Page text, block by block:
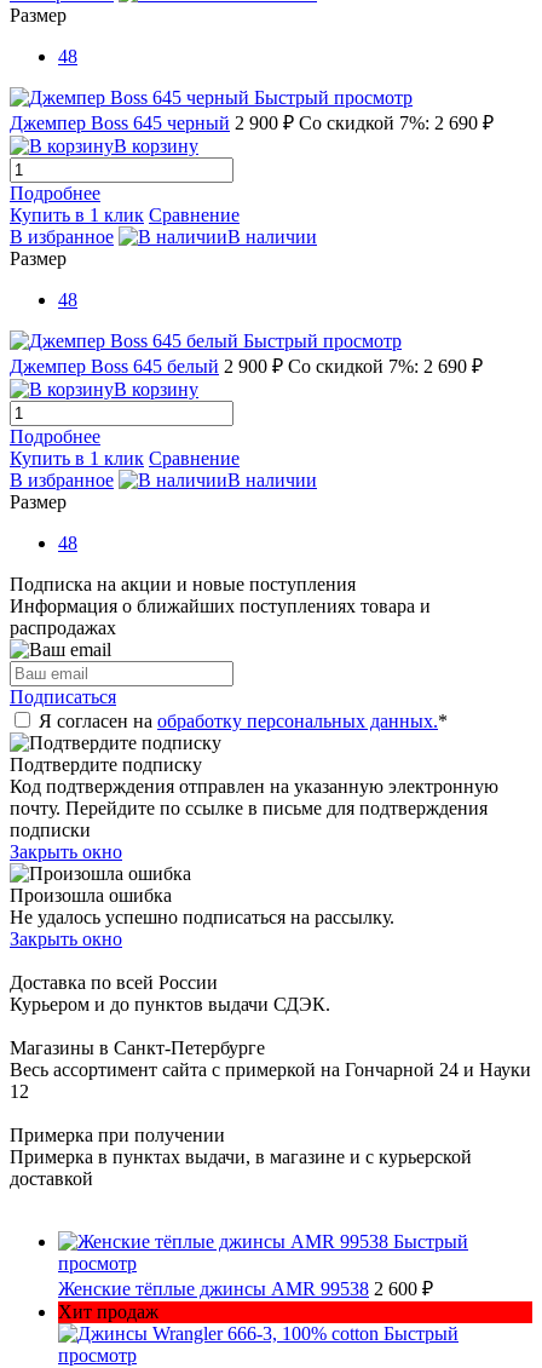
Размер
48
Быстрый просмотр
Джемпер Boss 645 черный 2 900 ₽ Со скидкой 7%: 2 690 ₽
В корзину
Подробнее
Купить в 1 клик Сравнение
В избранное
В наличии
Размер
48
Быстрый просмотр
Джемпер Boss 645 белый 2 900 ₽ Со скидкой 7%: 2 690 ₽
В корзину
Подробнее
Купить в 1 клик Сравнение
В избранное
В наличии
Размер
48
Подписка на акции и новые поступления
Информация о ближайших поступлениях товара и
распродажах
Подписаться
Я согласен на обработку персональных данных.*
Подтвердите подписку
Код подтверждения отправлен на указанную электронную
почту. Перейдите по ссылке в письме для подтверждения
подписки
Закрыть окно
Произошла ошибка
Не удалось успешно подписаться на рассылку.
Закрыть окно
Доставка по всей России
Курьером и до пунктов выдачи СДЭК.
Магазины в Санкт-Петербурге
Весь ассортимент сайта с примеркой на Гончарной 24 и Науки
12
Примерка при получении
Примерка в пунктах выдачи, в магазине и с курьерской
доставкой
Быстрый
просмотр
Женские тёплые джинсы AMR 99538 2 600 ₽
Хит продаж
Быстрый
просмотр